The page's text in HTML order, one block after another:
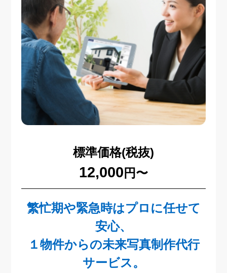
標準価格(税抜)
12,000 円〜
繁忙期や緊急時はプロに任せて
安心、
１物件からの未来写真制作代行
サービス。